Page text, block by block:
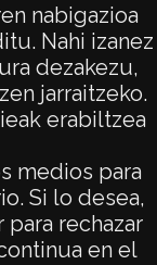
nabigazioa
Nahi izanez
dezakezu,
jarraitzeko.
erabiltzea
medios para
Si lo desea,
rechazar
en el